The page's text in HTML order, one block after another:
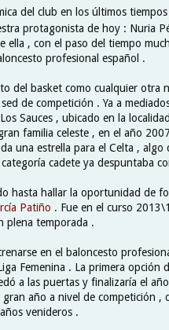
del club en los últimos
protagonista de hoy : Nuria
ella , con el paso del tiempo
profesional español .
del basket como cualquier
de competición . Ya a
Sauces , ubicado en la
familia celeste , en el año
una estrella para el Celta ,
cadete ya despuntaba
hasta hallar la oportunidad de
Patiño . Fue en el curso
plena temporada .
en el baloncesto
Femenina . La primera opción
a las puertas y finalizaría el
año a nivel de competición ,
venideros .